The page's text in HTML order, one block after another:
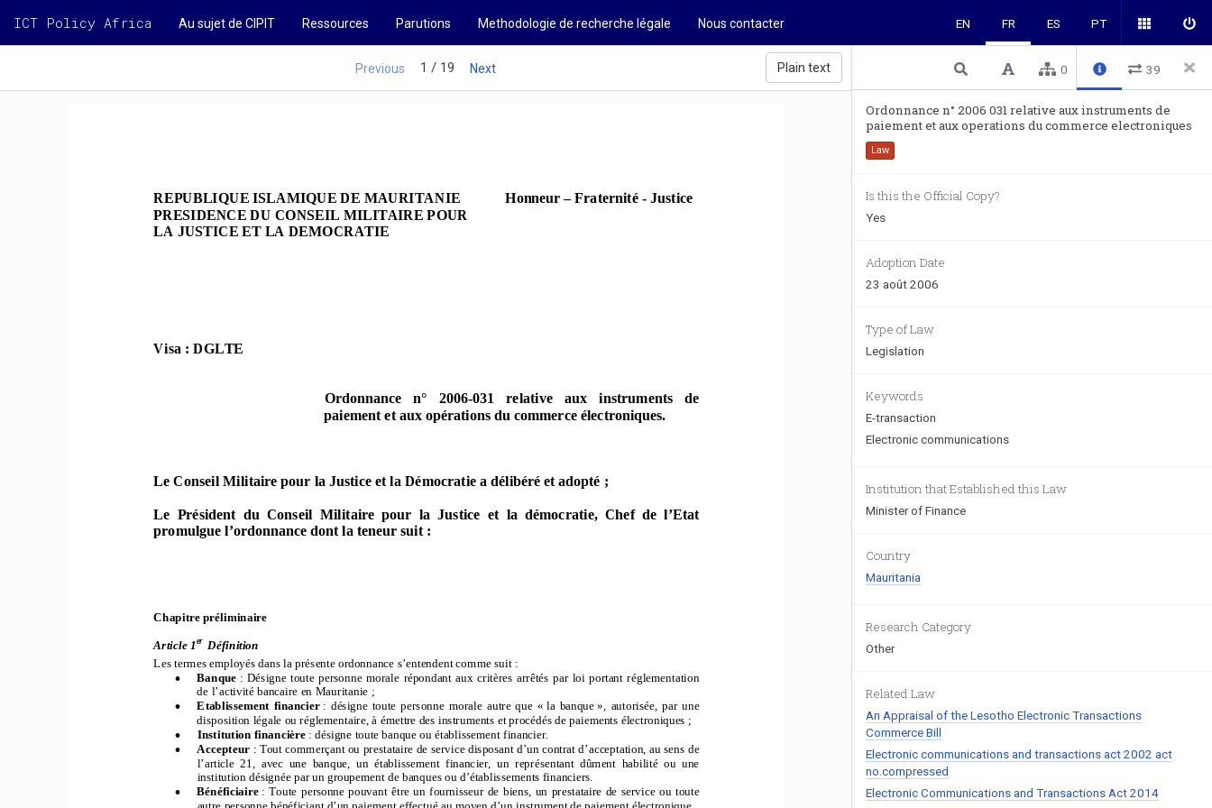
ICT Policy Africa Au sujet de CIPIT Ressources Parutions Methodologie de recherche légale Nous contacter EN FR ES PT
Previous 1 / 19 Next Plain text
REPUBLIQUE ISLAMIQUE DE MAURITANIE
   Honneur – Fraternité - Justice
PRESIDENCE DU CONSEIL MILITAIRE POUR
LA JUSTICE ET LA DEMOCRATIE
Visa : DGLTE
Ordonnance   n°   2006-031   relative   aux   instruments   de
paiement et aux opérations du commerce électroniques.
Le Conseil Militaire pour la Justice et la Démocratie a délibéré et adopté ;
Le  Président  du  Conseil  Militaire  pour  la  Justice  et  la  démocratie,  Chef  de  l’Etat
promulgue l’ordonnance dont la teneur suit :
Chapitre préliminaire
Article 1 er Définition
Les termes employés dans la présente ordonnance s’entendent comme suit :
•
Banque :  Désigne  toute  personne  morale répondant  aux
  critères  arrêtés  p
ar  loi  portant  réglementation
de l’activité bancaire en Mauritanie ;
•
Etablissement  financier
  :  désigne
  toute  p
ersonne  morale  autre  que  «  la  banque »,  autorisée,
  par  une
disposition légale ou réglementaire, à émettre des instruments et procédés de paiements électroniques ;
•
Institution financière : désigne toute banque ou établissement financier.
•
Accepteur : Tout commerçant ou prestataire de service disposant d’un contrat d’acceptation, au sens de
l’article  21,  avec  une  banque,  un
  étab
lissement  financier,  un
  rep
résentant  dûment  habilité  ou  une
institution désignée par un groupement de banques ou d’établissements financiers.
•
Bénéficiaire :  Toute  personne  pouvant
  êt
re  un fournisseur  de biens, un  prestataire  de  service ou  toute
autre personne bénéficiant d’un paiement effectué au moyen d’un instrument de paiement électronique.
0 39
Ordonnance n° 2006 031 relative aux instruments de
paiement et aux operations du commerce electroniques
Law
Is this the Official Copy?
Yes
Adoption Date
23 août 2006
Type of Law
Legislation
Keywords
E-transaction
Electronic communications
Institution that Established this Law
Minister of Finance
Country
Mauritania
Research Category
Other
Related Law
An Appraisal of the Lesotho Electronic Transactions
Commerce Bill
Electronic communications and transactions act 2002 act
no.compressed
Electronic Communications and Transactions Act 2014